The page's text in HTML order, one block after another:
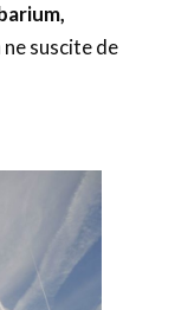
suscite de